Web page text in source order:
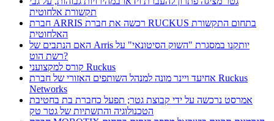
תקשורת אלחוטית
חברת ARRIS רכשה את חברת RUCKUS בתחום התקשורת
האלחוטית
האם הנתבים של Arris יותקנו במסגרת "השוק הסיטונאי" על
רשת הוט?
קורס למקצועני Ruckus
אחיעד ויינר מונה למנהל השותפים האזורי של חברת Ruckus
Networks
אמרסט נרכשה על ידי קבוצת גטר; תפעל כחברת בת בחטיבת
הטכנולוגיה והתשתיות של גטר טק